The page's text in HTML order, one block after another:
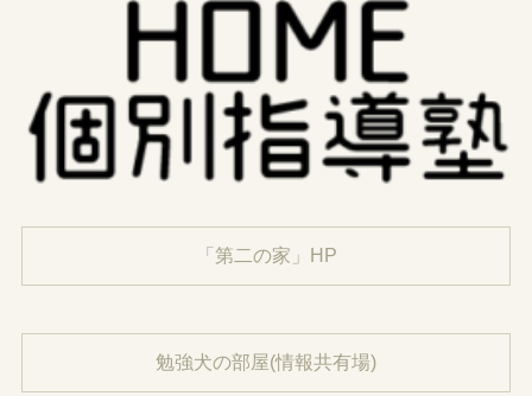
「第二の家」HP
勉強犬の部屋(情報共有場)